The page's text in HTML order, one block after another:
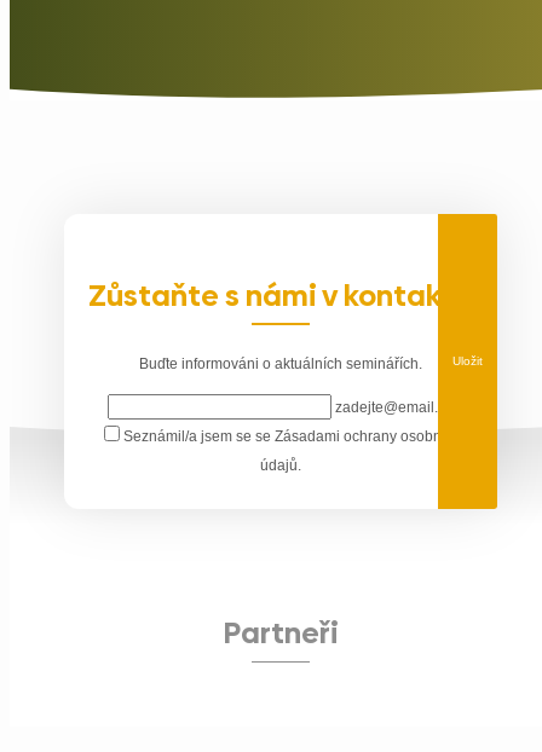
Zůstaňte s námi v kontaktu
Buďte informováni o aktuálních seminářích.
zadejte@email.cz
Uložit
Seznámil/a jsem se seZásadami ochrany osobních
údajů
Partneři